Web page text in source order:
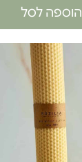
הוספה לסל